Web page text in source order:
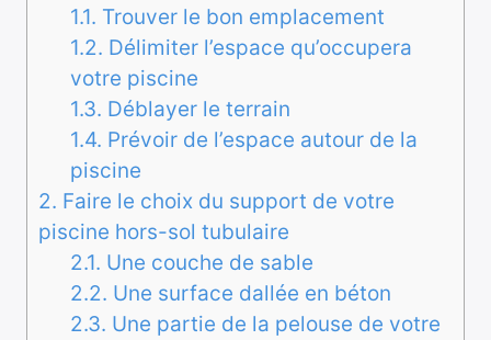
1.1. Trouver le bon emplacement
1.2. Délimiter l’espace qu’occupera
votre piscine
1.3. Déblayer le terrain
1.4. Prévoir de l’espace autour de la
piscine
2. Faire le choix du support de votre
piscine hors-sol tubulaire
2.1. Une couche de sable
2.2. Une surface dallée en béton
2.3. Une partie de la pelouse de votre